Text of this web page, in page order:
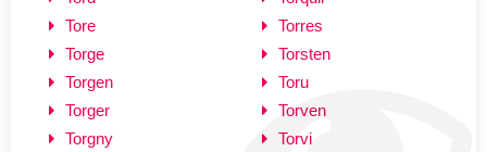
Tore
Torge
Torgen
Torger
Torgny
Torres
Torsten
Toru
Torven
Torvi